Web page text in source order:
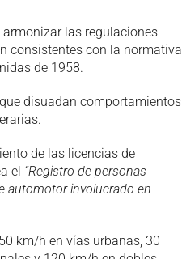
las regulaciones
consistentes con la normativa
de 1958.
disuadan comportamientos
de las licencias de
el “Registro de personas
automotor involucrado en
km/h en vías urbanas, 30